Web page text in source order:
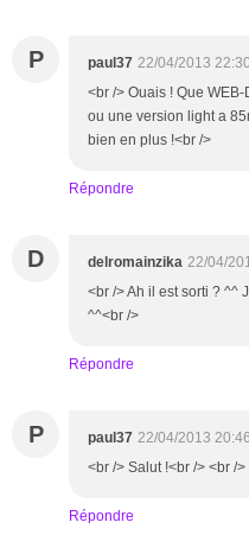
P paul37 22/04/2013 22:30
<br /> Ouais ! Que
ou une version light a
bien en plus !<br />
Répondre
D delromainzika 22/04/
<br /> Ah il est sorti ? ^^
^^<br />
Répondre
P paul37 22/04/2013 20:46
<br /> Salut !<br /> <br /
Répondre